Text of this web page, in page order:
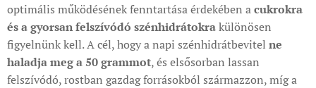
optimális működésének fenntartása érdekében acukrokra
és a gyorsan felszívódó szénhidrátokrakülönösen
figyelnünk kell. A cél, hogy a napi szénhidrátbevitel ne
haladja meg a 50 grammot, és elsősorban lassan
felszívódó, rostban gazdag forrásokból származzon, míg a